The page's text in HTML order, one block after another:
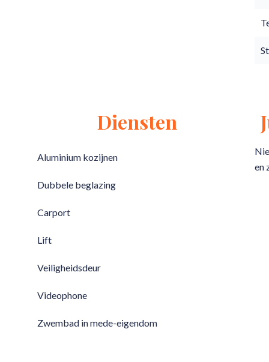
Diensten
Aluminium kozijnen
Dubbele beglazing
Carport
Lift
Veiligheidsdeur
Videophone
Zwembad in mede-eigendom
en